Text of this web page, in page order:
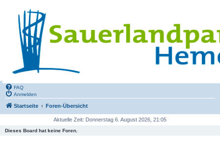
FAQ
Anmelden
Startseite Foren-Übersicht
Aktuelle Zeit: Donnerstag 6. August 2026, 21:05
Dieses Board hat keine Foren.